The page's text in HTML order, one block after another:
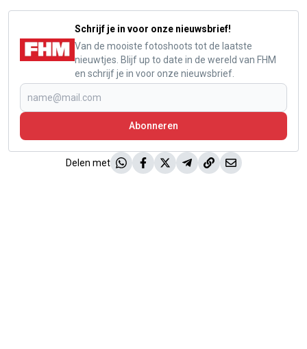
Schrijf je in voor onze nieuwsbrief!
Van de mooiste fotoshoots tot de laatste
nieuwtjes. Blijf up to date in de wereld van FHM
en schrijf je in voor onze nieuwsbrief.
Abonneren
Delen met